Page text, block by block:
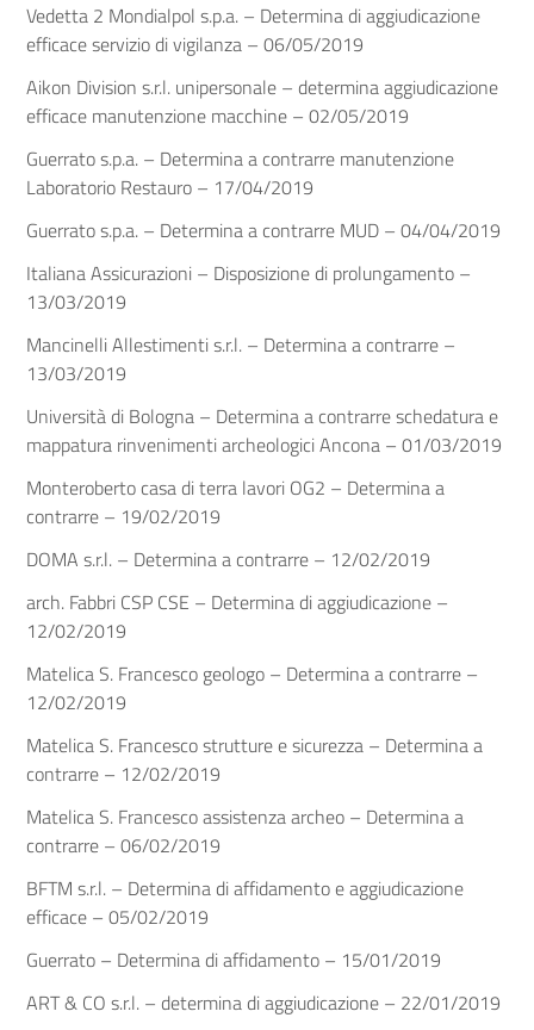
Vedetta 2 Mondialpol s.p.a. – Determina di aggiudicazione
efficace servizio di vigilanza – 06/05/2019
Aikon Division s.r.l. unipersonale – determina aggiudicazione
efficace manutenzione macchine – 02/05/2019
Guerrato s.p.a. – Determina a contrarre manutenzione
Laboratorio Restauro – 17/04/2019
Guerrato s.p.a. – Determina a contrarre MUD – 04/04/2019
Italiana Assicurazioni – Disposizione di prolungamento –
13/03/2019
Mancinelli Allestimenti s.r.l. – Determina a contrarre –
13/03/2019
Università di Bologna – Determina a contrarre schedatura e
mappatura rinvenimenti archeologici Ancona – 01/03/2019
Monteroberto casa di terra lavori OG2 – Determina a
contrarre – 19/02/2019
DOMA s.r.l. – Determina a contrarre – 12/02/2019
arch. Fabbri CSP CSE – Determina di aggiudicazione –
12/02/2019
Matelica S. Francesco geologo – Determina a contrarre –
12/02/2019
Matelica S. Francesco strutture e sicurezza – Determina a
contrarre – 12/02/2019
Matelica S. Francesco assistenza archeo – Determina a
contrarre – 06/02/2019
BFTM s.r.l. – Determina di affidamento e aggiudicazione
efficace – 05/02/2019
Guerrato – Determina di affidamento – 15/01/2019
ART & CO s.r.l. – determina di aggiudicazione – 22/01/2019